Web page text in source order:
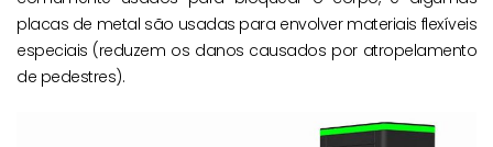
placas de metal são usadas para envolver materiais flexíveis
especiais (reduzem os danos causados por atropelamento
de pedestres).